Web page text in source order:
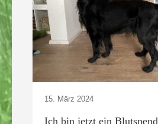
15. März 2024
Ich bin jetzt ein